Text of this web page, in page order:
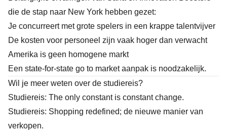
die de stap naar New York hebben gezet:
Je concurreert met grote spelers in een krappe talentvijver
De kosten voor personeel zijn vaak hoger dan verwacht
Amerika is geen homogene markt
Een state-for-state go to market aanpak is noodzakelijk.
Wil je meer weten over de studiereis?
Studiereis: The only constant is constant change.
Studiereis: Shopping redefined; de nieuwe manier van
verkopen.